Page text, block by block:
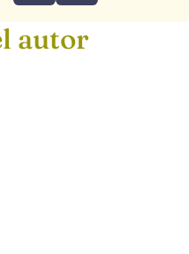
autor